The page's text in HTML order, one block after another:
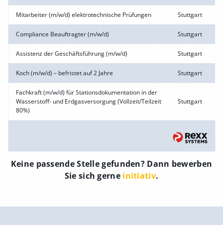
Mitarbeiter (m/w/d) elektrotechnische Prüfungen Stuttgart
Compliance Beauftragter (m/w/d) Stuttgart
Assistenz der Geschäftsführung (m/w/d) Stuttgart
Koch (m/w/d) – befristet auf 2 Jahre Stuttgart
Fachkraft (m/w/d) für Stationsdokumentation in der
Wasserstoff- und Erdgasversorgung (Vollzeit/Teilzeit
80%)
Stuttgart
Keine passende Stelle gefunden? Dann bewerben
Sie sich gerne initiativ.